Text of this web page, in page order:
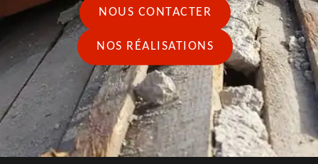
NOUS CONTACTER
NOS RÉALISATIONS